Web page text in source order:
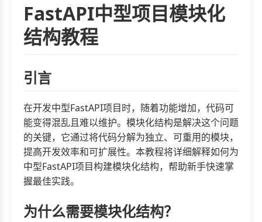
FastAPI中型项目模块化
结构教程
引言
在开发中型FastAPI项目时，随着功能增加，代码可
能变得混乱且难以维护。模块化结构是解决这个问题
的关键，它通过将代码分解为独立、可重用的模块，
提高开发效率和可扩展性。本教程将详细解释如何为
中型FastAPI项目构建模块化结构，帮助新手快速掌
握最佳实践。
为什么需要模块化结构？